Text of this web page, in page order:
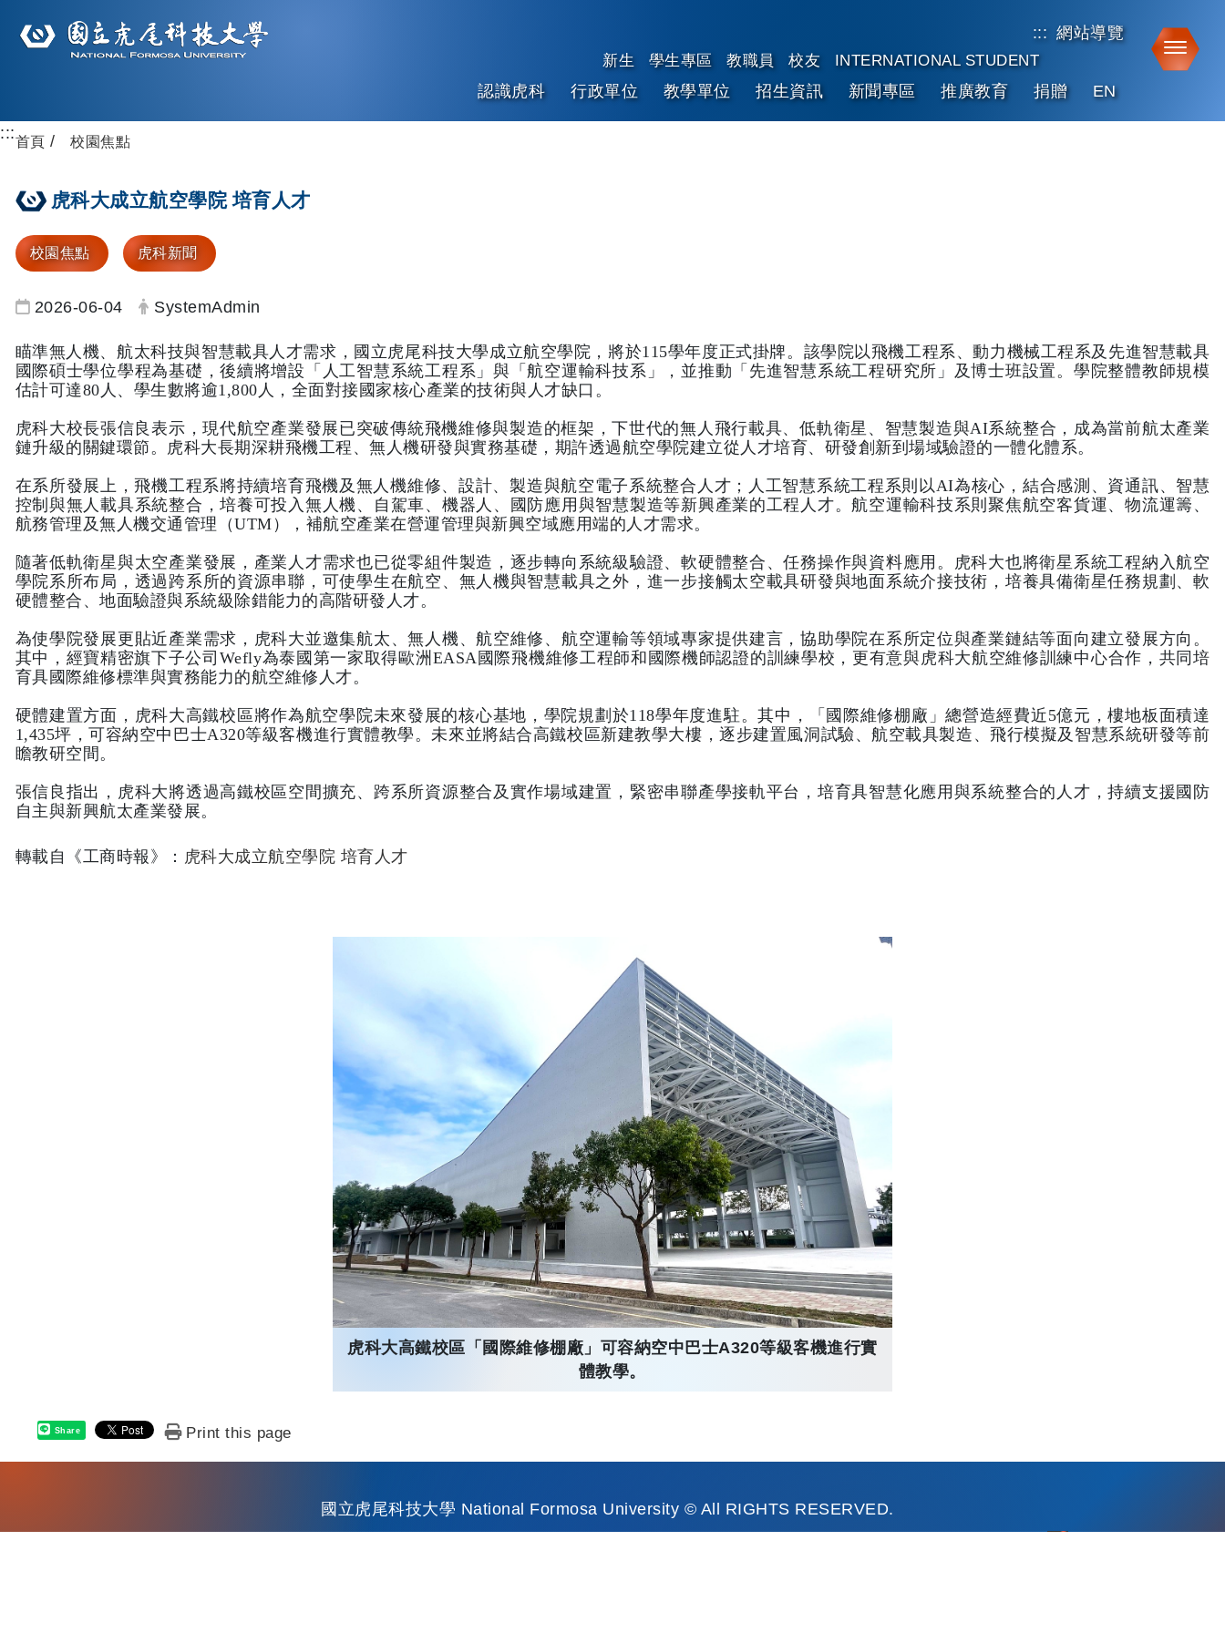
::: 網站導覽
新生 學生專區 教職員 校友 INTERNATIONAL STUDENT
認識虎科 行政單位 教學單位 招生資訊 新聞專區 推廣教育 捐贈 EN
:::首頁 校園焦點
虎科大成立航空學院 培育人才
校園焦點 虎科新聞
日期：
2026-06-04 發布者：
SystemAdmin
瞄準無人機、航太科技與智慧載具人才需求，國立虎尾科技大學成立航空學院，將於115學年度正式掛牌。該學院以飛機工程系、動力機械工程系及先進智慧載具
國際碩士學位學程為基礎，後續將增設「人工智慧系統工程系」與「航空運輸科技系」，並推動「先進智慧系統工程研究所」及博士班設置。學院整體教師規模
估計可達80人、學生數將逾1,800人，全面對接國家核心產業的技術與人才缺口。
虎科大校長張信良表示，現代航空產業發展已突破傳統飛機維修與製造的框架，下世代的無人飛行載具、低軌衛星、智慧製造與AI系統整合，成為當前航太產業
鏈升級的關鍵環節。虎科大長期深耕飛機工程、無人機研發與實務基礎，期許透過航空學院建立從人才培育、研發創新到場域驗證的一體化體系。
在系所發展上，飛機工程系將持續培育飛機及無人機維修、設計、製造與航空電子系統整合人才；人工智慧系統工程系則以AI為核心，結合感測、資通訊、智慧
控制與無人載具系統整合，培養可投入無人機、自駕車、機器人、國防應用與智慧製造等新興產業的工程人才。航空運輸科技系則聚焦航空客貨運、物流運籌、
航務管理及無人機交通管理（UTM），補航空產業在營運管理與新興空域應用端的人才需求。
隨著低軌衛星與太空產業發展，產業人才需求也已從零組件製造，逐步轉向系統級驗證、軟硬體整合、任務操作與資料應用。虎科大也將衛星系統工程納入航空
學院系所布局，透過跨系所的資源串聯，可使學生在航空、無人機與智慧載具之外，進一步接觸太空載具研發與地面系統介接技術，培養具備衛星任務規劃、軟
硬體整合、地面驗證與系統級除錯能力的高階研發人才。
為使學院發展更貼近產業需求，虎科大並邀集航太、無人機、航空維修、航空運輸等領域專家提供建言，協助學院在系所定位與產業鏈結等面向建立發展方向。
其中，經寶精密旗下子公司Wefly為泰國第一家取得歐洲EASA國際飛機維修工程師和國際機師認證的訓練學校，更有意與虎科大航空維修訓練中心合作，共同培
育具國際維修標準與實務能力的航空維修人才。
硬體建置方面，虎科大高鐵校區將作為航空學院未來發展的核心基地，學院規劃於118學年度進駐。其中，「國際維修棚廠」總營造經費近5億元，樓地板面積達
1,435坪，可容納空中巴士A320等級客機進行實體教學。未來並將結合高鐵校區新建教學大樓，逐步建置風洞試驗、航空載具製造、飛行模擬及智慧系統研發等前
瞻教研空間。
張信良指出，虎科大將透過高鐵校區空間擴充、跨系所資源整合及實作場域建置，緊密串聯產學接軌平台，培育具智慧化應用與系統整合的人才，持續支援國防
自主與新興航太產業發展。
轉載自《工商時報》： 虎科大成立航空學院 培育人才
虎科大高鐵校區「國際維修棚廠」可容納空中巴士A320等級客機進行實
體教學。
Share Print this page
國立虎尾科技大學 National Formosa University © All RIGHTS RESERVED.